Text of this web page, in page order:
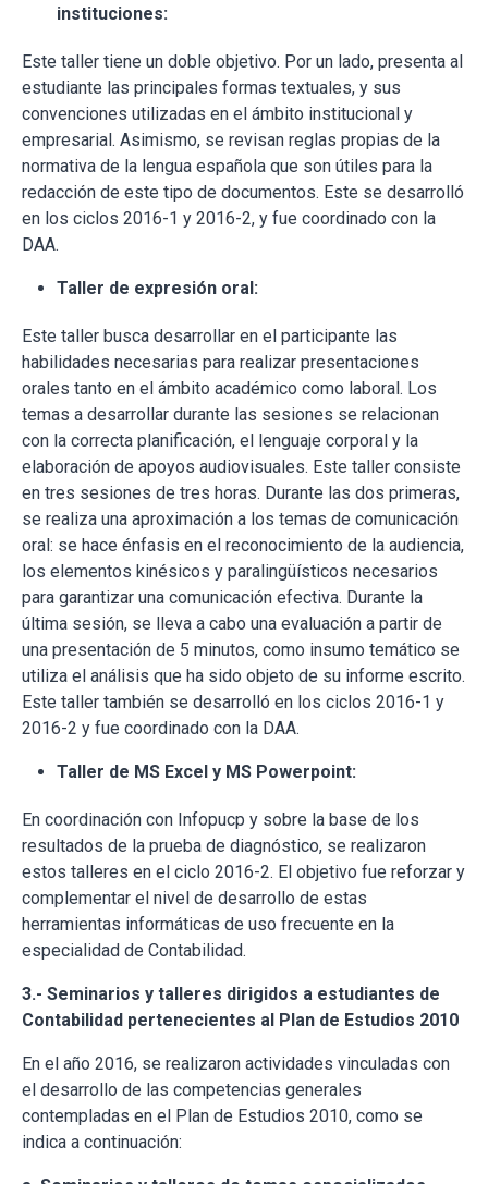
instituciones:
Este taller tiene un doble objetivo. Por un lado, presenta al
estudiante las principales formas textuales, y sus
convenciones utilizadas en el ámbito institucional y
empresarial. Asimismo, se revisan reglas propias de la
normativa de la lengua española que son útiles para la
redacción de este tipo de documentos. Este se desarrolló
en los ciclos 2016-1 y 2016-2, y fue coordinado con la
DAA.
Taller de expresión oral:
Este taller busca desarrollar en el participante las
habilidades necesarias para realizar presentaciones
orales tanto en el ámbito académico como laboral. Los
temas a desarrollar durante las sesiones se relacionan
con la correcta planificación, el lenguaje corporal y la
elaboración de apoyos audiovisuales. Este taller consiste
en tres sesiones de tres horas. Durante las dos primeras,
se realiza una aproximación a los temas de comunicación
oral: se hace énfasis en el reconocimiento de la audiencia,
los elementos kinésicos y paralingüísticos necesarios
para garantizar una comunicación efectiva. Durante la
última sesión, se lleva a cabo una evaluación a partir de
una presentación de 5 minutos, como insumo temático se
utiliza el análisis que ha sido objeto de su informe escrito.
Este taller también se desarrolló en los ciclos 2016-1 y
2016-2 y fue coordinado con la DAA.
Taller de MS Excel y MS Powerpoint:
En coordinación con Infopucp y sobre la base de los
resultados de la prueba de diagnóstico, se realizaron
estos talleres en el ciclo 2016-2. El objetivo fue reforzar y
complementar el nivel de desarrollo de estas
herramientas informáticas de uso frecuente en la
especialidad de Contabilidad.
3.- Seminarios y talleres dirigidos a estudiantes de
Contabilidad pertenecientes al Plan de Estudios 2010
En el año 2016, se realizaron actividades vinculadas con
el desarrollo de las competencias generales
contempladas en el Plan de Estudios 2010, como se
indica a continuación: